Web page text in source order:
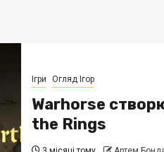
Ігри Огляд Ігор
Warhorse
the Rings